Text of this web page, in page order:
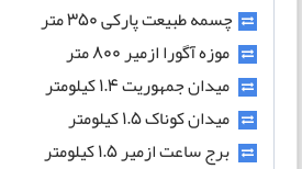
چسمه طبیعت پارکی 350 متر
موزه آگورا ازمیر 800 متر
میدان جمهوریت 1.4 کیلومتر
میدان کوناک 1.5 کیلومتر
برج ساعت ازمیر 1.5 کیلومتر